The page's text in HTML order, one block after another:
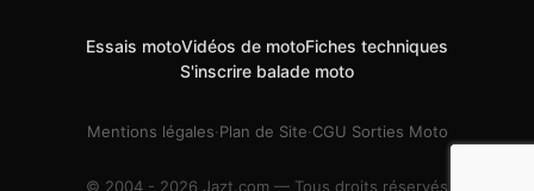
Essais motoVidéos de motoFiches techniques
S'inscrire balade moto
Mentions légales·Plan de Site·CGU Sorties Moto
© 2004 - 2026 Jazt.com — Tous droits réservés